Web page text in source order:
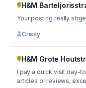
H&M
Your posting really
Crissy
H&M Grote
I pay a quick visit day-